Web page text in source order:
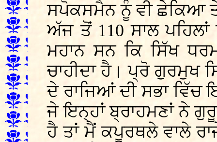
ਸਪੋਕਸਮੈਨ ਨੂੰ ਵੀ ਛੇਕਿਆ
ਅੱਜ ਤੋਂ 110 ਸਾਲ
ਮਹਾਨ ਸਨ ਕਿ ਸਿੱਖ
ਚਾਹੀਦਾ ਹੈ। ਪ੍ਰੋ ਗੁਰਮੁਖ
ਦੇ ਰਾਜਿਆਂ ਦੀ ਸਭਾ ਵਿੱਚ
ਜੇ ਇਨ੍ਹਾਂ ਬ੍ਰਾਹਮਣਾਂ ਨੇ ਗੁਰੂ
ਹੈ ਤਾਂ ਮੈਂ ਕਪੂਰਥਲੇ ਵਾਲੇ